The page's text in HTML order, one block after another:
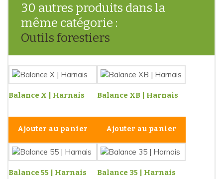
30 autres produits dans la
même catégorie :
Outils forestiers
Balance X | Harnais
Ajouter au panier
Balance XB | Harnais
Ajouter au panier
Balance 55 | Harnais Balance 35 | Harnais